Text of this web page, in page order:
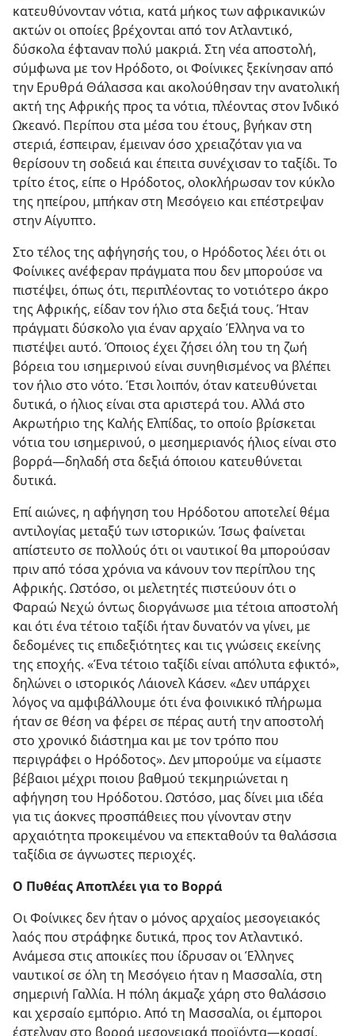
κατευθύνονταν νότια, κατά μήκος των αφρικανικών
ακτών οι οποίες βρέχονται από τον Ατλαντικό,
δύσκολα έφταναν πολύ μακριά. Στη νέα αποστολή,
σύμφωνα με τον Ηρόδοτο, οι Φοίνικες ξεκίνησαν από
την Ερυθρά Θάλασσα και ακολούθησαν την ανατολική
ακτή της Αφρικής προς τα νότια, πλέοντας στον Ινδικό
Ωκεανό. Περίπου στα μέσα του έτους, βγήκαν στη
στεριά, έσπειραν, έμειναν όσο χρειαζόταν για να
θερίσουν τη σοδειά και έπειτα συνέχισαν το ταξίδι. Το
τρίτο έτος, είπε ο Ηρόδοτος, ολοκλήρωσαν τον κύκλο
της ηπείρου, μπήκαν στη Μεσόγειο και επέστρεψαν
στην Αίγυπτο.
Στο τέλος της αφήγησής του, ο Ηρόδοτος λέει ότι οι
Φοίνικες ανέφεραν πράγματα που δεν μπορούσε να
πιστέψει, όπως ότι, περιπλέοντας το νοτιότερο άκρο
της Αφρικής, είδαν τον ήλιο στα δεξιά τους. Ήταν
πράγματι δύσκολο για έναν αρχαίο Έλληνα να το
πιστέψει αυτό. Όποιος έχει ζήσει όλη του τη ζωή
βόρεια του ισημερινού είναι συνηθισμένος να βλέπει
τον ήλιο στο νότο. Έτσι λοιπόν, όταν κατευθύνεται
δυτικά, ο ήλιος είναι στα αριστερά του. Αλλά στο
Ακρωτήριο της Καλής Ελπίδας, το οποίο βρίσκεται
νότια του ισημερινού, ο μεσημεριανός ήλιος είναι στο
βορρά​—δηλαδή στα δεξιά όποιου κατευθύνεται
δυτικά.
Επί αιώνες, η αφήγηση του Ηρόδοτου αποτελεί θέμα
αντιλογίας μεταξύ των ιστορικών. Ίσως φαίνεται
απίστευτο σε πολλούς ότι οι ναυτικοί θα μπορούσαν
πριν από τόσα χρόνια να κάνουν τον περίπλου της
Αφρικής. Ωστόσο, οι μελετητές πιστεύουν ότι ο
Φαραώ Νεχώ όντως διοργάνωσε μια τέτοια αποστολή
και ότι ένα τέτοιο ταξίδι ήταν δυνατόν να γίνει, με
δεδομένες τις επιδεξιότητες και τις γνώσεις εκείνης
της εποχής. «Ένα τέτοιο ταξίδι είναι απόλυτα εφικτό»,
δηλώνει ο ιστορικός Λάιονελ Κάσεν. «Δεν υπάρχει
λόγος να αμφιβάλλουμε ότι ένα φοινικικό πλήρωμα
ήταν σε θέση να φέρει σε πέρας αυτή την αποστολή
στο χρονικό διάστημα και με τον τρόπο που
περιγράφει ο Ηρόδοτος». Δεν μπορούμε να είμαστε
βέβαιοι μέχρι ποιου βαθμού τεκμηριώνεται η
αφήγηση του Ηρόδοτου. Ωστόσο, μας δίνει μια ιδέα
για τις άοκνες προσπάθειες που γίνονταν στην
αρχαιότητα προκειμένου να επεκταθούν τα θαλάσσια
ταξίδια σε άγνωστες περιοχές.
Ο Πυθέας Αποπλέει για το Βορρά
Οι Φοίνικες δεν ήταν ο μόνος αρχαίος μεσογειακός
λαός που στράφηκε δυτικά, προς τον Ατλαντικό.
Ανάμεσα στις αποικίες που ίδρυσαν οι Έλληνες
ναυτικοί σε όλη τη Μεσόγειο ήταν η Μασσαλία, στη
σημερινή Γαλλία. Η πόλη άκμαζε χάρη στο θαλάσσιο
και χερσαίο εμπόριο. Από τη Μασσαλία, οι έμποροι
έστελναν στο βορρά μεσογειακά προϊόντα​—κρασί,